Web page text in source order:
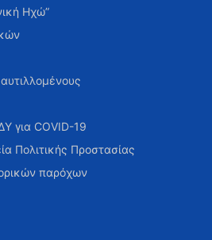
Ηχώ”
για COVID-19
Πολιτικής Προστασίας
παρόχων